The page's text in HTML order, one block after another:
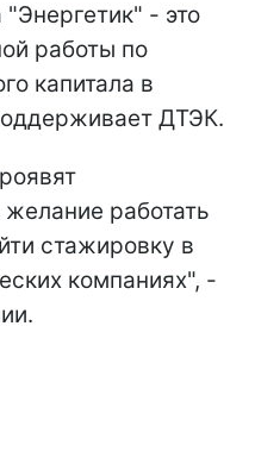
- это
работы по
капитала в
ДТЭК.
работать
стажировку в
компаниях", -